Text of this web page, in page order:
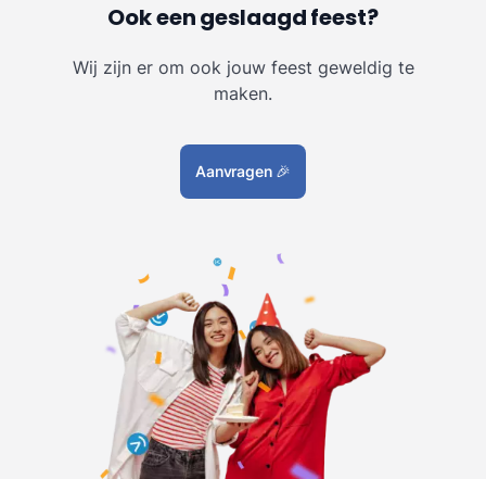
Ook een geslaagd feest?
Wij zijn er om ook jouw feest geweldig te
maken.
Aanvragen 🎉